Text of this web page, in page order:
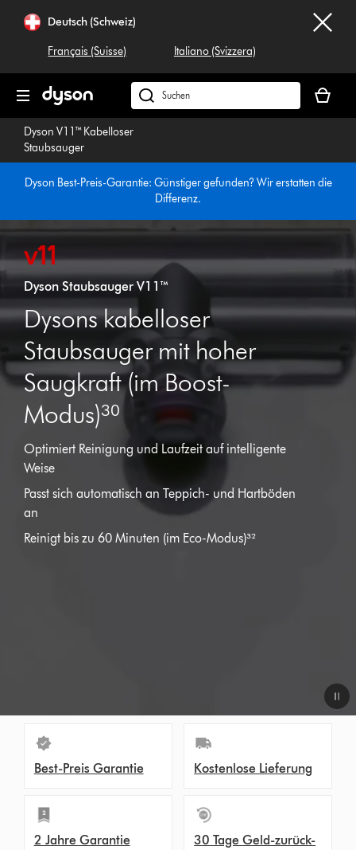
überspringenDeutsch (Schweiz)
Français (Suisse) Italiano (Svizzera)
Dyson.ch
durchsuchen
ist
Dyson V11™ Kabelloser
Staubsauger
Dyson Best-Preis-Garantie: Günstiger gefunden? Wir erstatten die
Differenz.
Dyson Staubsauger V11™
Dysons kabelloser
Staubsauger mit hoher
Saugkraft (im Boost-
Modus)³⁰
Optimiert Reinigung und Laufzeit auf intelligente
Weise
Passt sich automatisch an Teppich- und Hartböden
an
Reinigt bis zu 60 Minuten (im Eco-Modus)³²
Best-Preis Garantie Kostenlose Lieferung
2 Jahre Garantie
30 Tage Geld-zurück-